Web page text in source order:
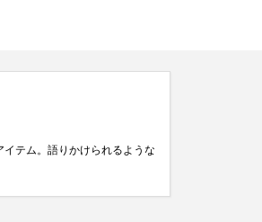
テム。語りかけられるような